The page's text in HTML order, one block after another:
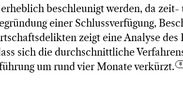
beschleunigt werden, da zeit-
einer Schlussverfügung,
zeigt eine Analyse des
sich die durchschnittliche
um rund vier Monate verkürzt.